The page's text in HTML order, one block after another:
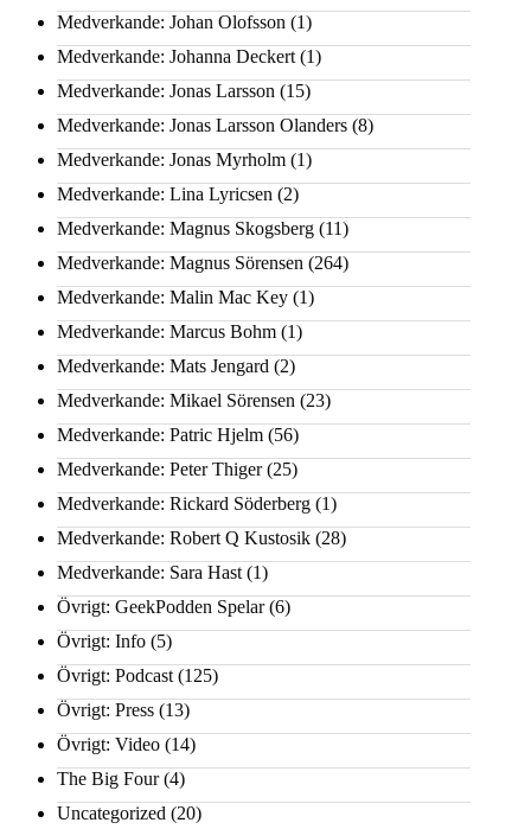
Medverkande: Johan Olofsson (1)
Medverkande: Johanna Deckert (1)
Medverkande: Jonas Larsson (15)
Medverkande: Jonas Larsson Olanders (8)
Medverkande: Jonas Myrholm (1)
Medverkande: Lina Lyricsen (2)
Medverkande: Magnus Skogsberg (11)
Medverkande: Magnus Sörensen (264)
Medverkande: Malin Mac Key (1)
Medverkande: Marcus Bohm (1)
Medverkande: Mats Jengard (2)
Medverkande: Mikael Sörensen (23)
Medverkande: Patric Hjelm (56)
Medverkande: Peter Thiger(25)
Medverkande: Rickard Söderberg (1)
Medverkande: Robert Q Kustosik (28)
Medverkande: Sara Hast (1)
Övrigt: GeekPodden Spelar(6)
Övrigt: Info (5)
Övrigt: Podcast (125)
Övrigt: Press (13)
Övrigt: Video (14)
The Big Four(4)
Uncategorized (20)